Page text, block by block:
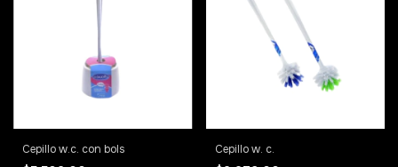
Cepillo w.c. con bols Cepillo w. c.